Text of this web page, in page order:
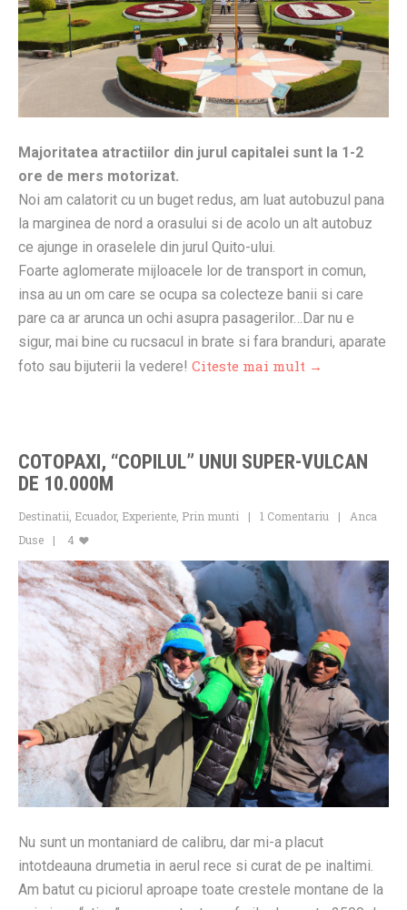
Majoritatea atractiilor din jurul capitalei sunt la 1-2
ore de mers motorizat.
Noi am calatorit cu un buget redus, am luat autobuzul pana
la marginea de nord a orasului si de acolo un alt autobuz
ce ajunge in oraselele din jurul Quito-ului.
Foarte aglomerate mijloacele lor de transport in comun,
insa au un om care se ocupa sa colecteze banii si care
pare ca ar arunca un ochi asupra pasagerilor…Dar nu e
sigur, mai bine cu rucsacul in brate si fara branduri, aparate
foto sau bijuterii la vedere! Citeste mai mult →
COTOPAXI, “COPILUL” UNUI SUPER-VULCAN
DE 10.000M
Destinatii Ecuador, Experiente Prin munti 1 Comentariu
Anca
Duse
4
Nu sunt un montaniard de calibru, dar mi-a placut
intotdeauna drumetia in aerul rece si curat de pe inaltimi.
Am batut cu piciorul aproape toate crestele montane de la